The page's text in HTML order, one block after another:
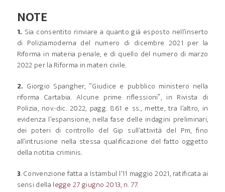
NOTE
1. Sia consentito rinviare a quanto già esposto nell’inserto
di Poliziamoderna del numero di dicembre 2021 per la
Riforma in materia penale, e di quello del numero di marzo
2022 per la Riforma in materi civile.
2. Giorgio Spangher, “Giudice e pubblico ministero nella
riforma Cartabia. Alcune prime riflessioni”, in Rivista di
Polizia, nov.-dic. 2022, pagg. 861 e ss., mette, tra l’altro, in
evidenza l’espansione, nella fase delle indagini preliminari,
dei poteri di controllo del Gip sull’attività del Pm, fino
all’intrusione nella stessa qualificazione del fatto oggetto
della notitia criminis.
3. Convenzione fatta a Istambul l’11 maggio 2021, ratificata ai
sensi della legge 27 giugno 2013, n. 77.